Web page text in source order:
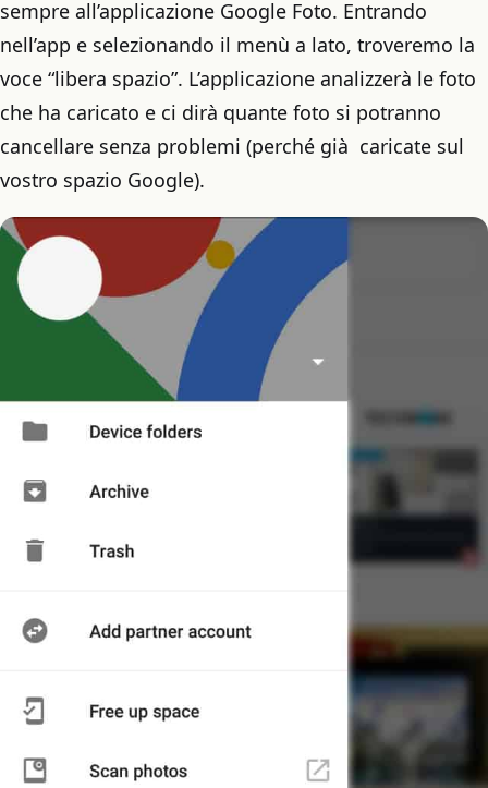
sempre all’applicazione Google Foto. Entrando
nell’app e selezionando il menù a lato, troveremo la
voce “libera spazio”. L’applicazione analizzerà le foto
che ha caricato e ci dirà quante foto si potranno
cancellare senza problemi (perché già caricate sul
vostro spazio Google).